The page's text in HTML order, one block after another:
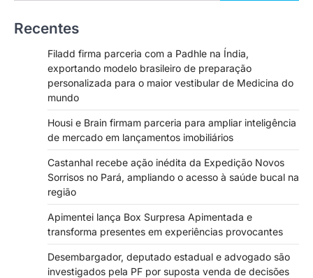
Recentes
Filadd firma parceria com a Padhle na Índia,
exportando modelo brasileiro de preparação
personalizada para o maior vestibular de Medicina do
mundo
Housi e Brain firmam parceria para ampliar inteligência
de mercado em lançamentos imobiliários
Castanhal recebe ação inédita da Expedição Novos
Sorrisos no Pará, ampliando o acesso à saúde bucal na
região
Apimentei lança Box Surpresa Apimentada e
transforma presentes em experiências provocantes
Desembargador, deputado estadual e advogado são
investigados pela PF por suposta venda de decisões